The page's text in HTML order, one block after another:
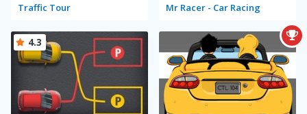
Traffic Tour Mr Racer - Car Racing
4.3